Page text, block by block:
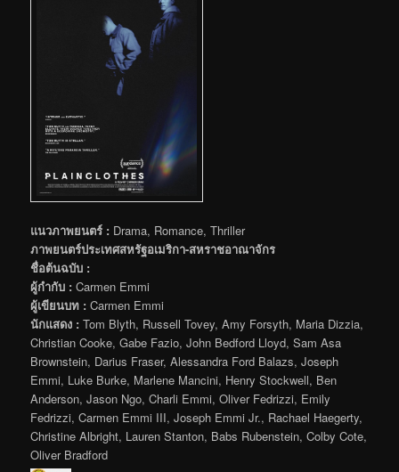
แนวภาพยนตร์ : Drama, Romance, Thriller
ภาพยนตร์ประเทศสหรัฐอเมริกา-สหราชอาณาจักร
ชื่อต้นฉบับ :
ผู้กำกับ : Carmen Emmi
ผู้เขียนบท : Carmen Emmi
นักแสดง : Tom Blyth, Russell Tovey, Amy Forsyth, Maria Dizzia,
Christian Cooke, Gabe Fazio, John Bedford Lloyd, Sam Asa
Brownstein, Darius Fraser, Alessandra Ford Balazs, Joseph
Emmi, Luke Burke, Marlene Mancini, Henry Stockwell, Ben
Anderson, Jason Ngo, Charli Emmi, Oliver Fedrizzi, Emily
Fedrizzi, Carmen Emmi III, Joseph Emmi Jr., Rachael Haegerty,
Christine Albright, Lauren Stanton, Babs Rubenstein, Colby Cote,
Oliver Bradford